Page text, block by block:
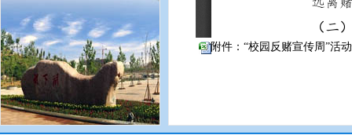
附件：“校园反赌宣传周”活